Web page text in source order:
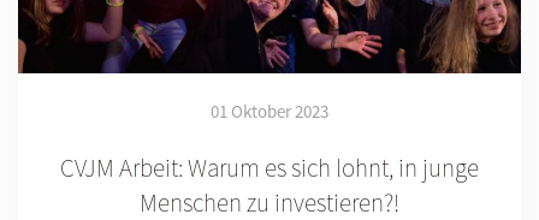
01 Oktober 2023
CVJM Arbeit: Warum es sich lohnt, in junge
Menschen zu investieren?!